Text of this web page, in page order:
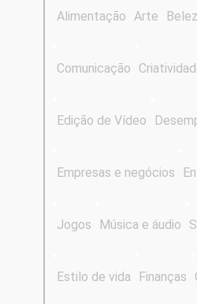
Alimentação Arte
Comunicação
Edição de Vídeo
Empresas e negócios
Jogos Música e áudio
Estilo de vida Finanças